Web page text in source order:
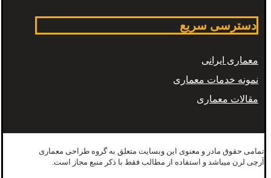
دسترسی سریع
معماری ایرانی
نمونه خدمات معماری
مقالات معماری
تمامی حقوق مادر و معنوی این وبسایت متعلق به گروه طراحی معماری
آرچی لرن میباشد و استفاده از مطالب فقط با ذکر منبع مجاز است.